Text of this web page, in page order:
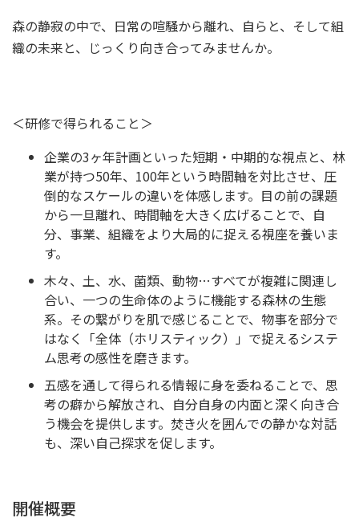
森の静寂の中で、日常の喧騒から離れ、自らと、そして組
織の未来と、じっくり向き合ってみませんか。
＜研修で得られること＞
企業の3ヶ年計画といった短期・中期的な視点と、林
業が持つ50年、100年という時間軸を対比させ、圧
倒的なスケールの違いを体感します。目の前の課題
から一旦離れ、時間軸を大きく広げることで、自
分、事業、組織をより大局的に捉える視座を養いま
す。
木々、土、水、菌類、動物…すべてが複雑に関連し
合い、一つの生命体のように機能する森林の生態
系。その繋がりを肌で感じることで、物事を部分で
はなく「全体（ホリスティック）」で捉えるシステ
ム思考の感性を磨きます。
五感を通して得られる情報に身を委ねることで、思
考の癖から解放され、自分自身の内面と深く向き合
う機会を提供します。焚き火を囲んでの静かな対話
も、深い自己探求を促します。
開催概要